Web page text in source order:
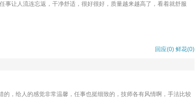
事让人流连忘返，干净舒适，很好很好，质量越来越高了，看着就舒服
回应(0) 鲜花(0)
的，给人的感觉非常温馨，任事也挺细致的，技师各有风情啊，手法比较